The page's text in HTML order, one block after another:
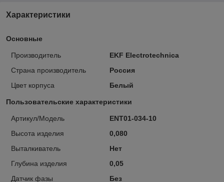
Характеристики
Основные
Производитель
EKF Electrotechnica
Страна производитель
Россия
Цвет корпуса
Белый
Пользовательские характеристики
Артикул/Модель
ENT01-034-10
Высота изделия
0,080
Выталкиватель
Нет
Глубина изделия
0,05
Датчик фазы
Без